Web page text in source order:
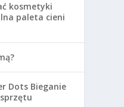
kosmetyki
paleta cieni
Dots Bieganie